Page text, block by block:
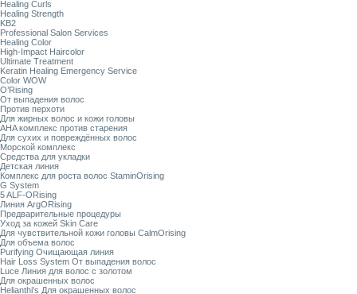
Healing Curls
Healing Strength
KB2
Professional Salon Services
Healing Color
High-Impact Haircolor
Ultimate Treatment
Keratin Healing Emergency Service
Color WOW
O’Rising
От выпадения волос
Против перхоти
Для жирных волос и кожи головы
AHA комплекс против старения
Для сухих и повреждённых волос
Морской комплекс
Средства для укладки
Детская линия
Комплекс для роста волос StaminOrising
G System
5 ALF-ORising
Линия ArgORising
Предварительные процедуры
Уход за кожей Skin Care
Для чувствительной кожи головы CalmOrising
Для объема волос
Purifying Очищающая линия
Hair Loss System От выпадения волос
Luce Линия для волос с золотом
Для окрашенных волос
Helianthi's Для окрашенных волос